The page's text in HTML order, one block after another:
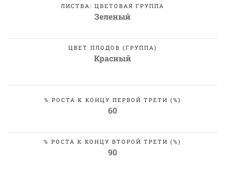
ЛИСТВА: ЦВЕТОВАЯ ГРУППА
Зеленый
ЦВЕТ ПЛОДОВ (ГРУППА)
Красный
% РОСТА К КОНЦУ ПЕРВОЙ ТРЕТИ (%)
60
% РОСТА К КОНЦУ ВТОРОЙ ТРЕТИ (%)
90